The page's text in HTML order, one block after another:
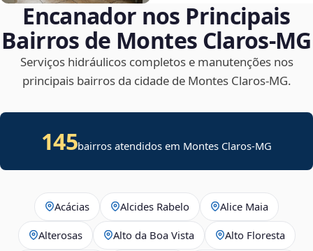
Encanador nos Principais
Bairros de Montes Claros‑MG
Serviços hidráulicos completos e manutenções nos
principais bairros da cidade de Montes Claros‑MG.
145bairros atendidos em Montes Claros-MG
Acácias Alcides Rabelo Alice Maia
Alterosas Alto da Boa Vista Alto Floresta